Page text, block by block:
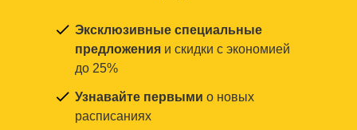
Эксклюзивные специальные
предложения и скидки с экономией
до 25%
Узнавайте первыми о новых
расписаниях